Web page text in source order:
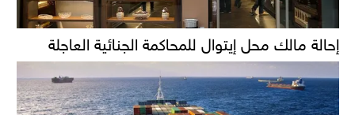
إحالة مالك محل إيتوال للمحاكمة الجنائية العاجلة